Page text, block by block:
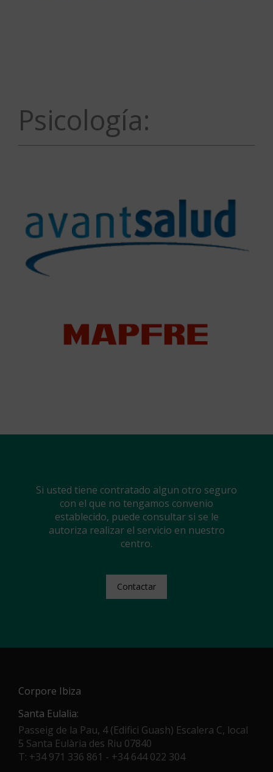
Psicología:
Si usted tiene contratado algun otro seguro
con el que no tengamos convenio
establecido, puede consultar si se le
autoriza realizar el servicio en nuestro
centro.
Contactar
Corpore Ibiza
Santa Eulalia:
Passeig de la Pau, 4 (Edifici Guash) Escalera C, local
5 Santa Eulària des Riu 07840
T: +34 971 336 861 - +34 644 022 304